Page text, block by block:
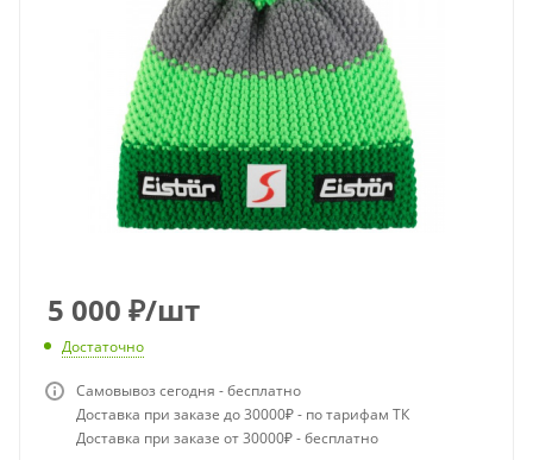
5 000 ₽/шт
Достаточно
Самовывоз сегодня - бесплатно
Доставка при заказе до 30000₽ - по тарифам ТК
Доставка при заказе от 30000₽ - бесплатно